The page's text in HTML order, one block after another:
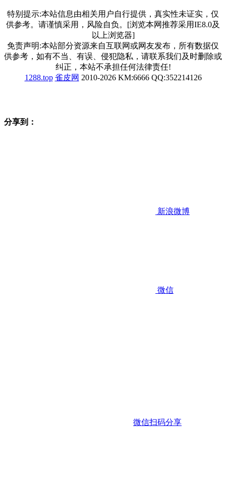
特别提示:本站信息由相关用户自行提供，真实性未证实，仅
供参考。请谨慎采用，风险自负。[浏览本网推荐采用IE8.0及
以上浏览器]
免责声明:本站部分资源来自互联网或网友发布，所有数据仅
供参考，如有不当、有误、侵犯隐私，请联系我们及时删除或
纠正，本站不承担任何法律责任!
1288.top 雀皮网 2010-2026 KM:6666 QQ:352214126
分享到：
新浪微博
微信
微信扫码分享